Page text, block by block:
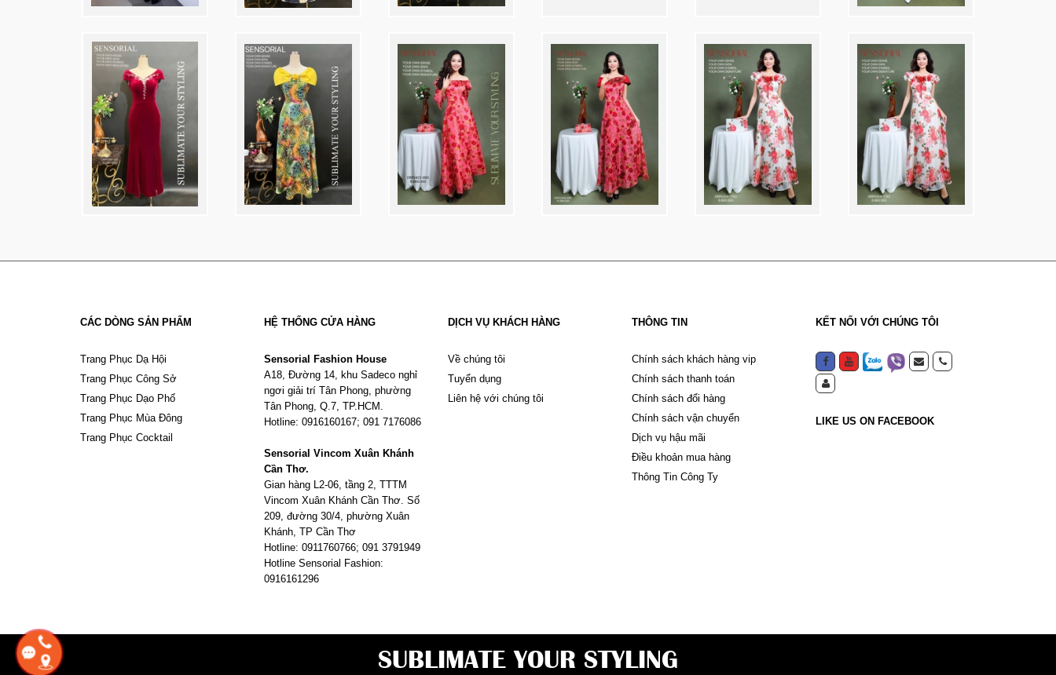
CÁC DÒNG SẢN PHẨM
Trang Phục Dạ Hội
Trang Phục Công Sở
Trang Phục Dạo Phố
Trang Phục Mùa Đông
Trang Phục Cocktail
HỆ THỐNG CỬA HÀNG
Sensorial Fashion House
A18, Đường 14, khu Sadeco nghỉ
ngơi giải trí Tân Phong, phường
Tân Phong, Q.7, TP.HCM.
Hotline: 0916160167; 091 7176086
Sensorial Vincom Xuân Khánh
Cần Thơ.
Gian hàng L2-06, tầng 2, TTTM
Vincom Xuân Khánh Cần Thơ. Số
209, đường 30/4, phường Xuân
Khánh, TP Cần Thơ
Hotline: 0911760766; 091 3791949
Hotline Sensorial Fashion:
0916161296
DỊCH VỤ KHÁCH HÀNG
Về chúng tôi
Tuyển dụng
Liên hệ với chúng tôi
THÔNG TIN
Chính sách khách hàng vip
Chính sách thanh toán
Chính sách đổi hàng
Chính sách vận chuyển
Dịch vụ hậu mãi
Điều khoản mua hàng
Thông Tin Công Ty
KẾT NỐI VỚI CHÚNG TÔI
LIKE US ON FACEBOOK
SUBLIMATE YOUR STYLING